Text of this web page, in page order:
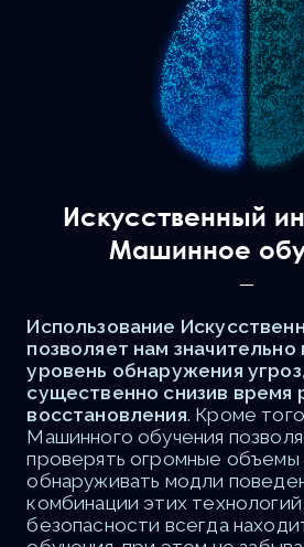
Искусственный
Машинное
Использование
позволяет нам значительно
уровень обнаружения
существенно снизив время
восстановления. Кроме
Машинного обучения
проверять огромные объемы
обнаруживать модли
комбинации этих
безопасности всегда